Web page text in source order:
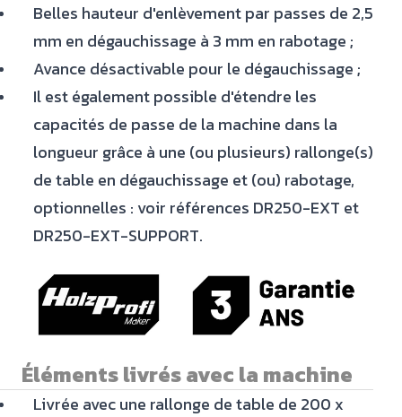
Belles hauteur d'enlèvement par passes de 2,5
mm en dégauchissage à 3 mm en rabotage ;
Avance désactivable pour le dégauchissage ;
Il est également possible d'étendre les
capacités de passe de la machine dans la
longueur grâce à une (ou plusieurs) rallonge(s)
de table en dégauchissage et (ou) rabotage,
optionnelles : voir références DR250-EXT et
DR250-EXT-SUPPORT.
Éléments livrés avec la machine
Livrée avec une rallonge de table de 200 x